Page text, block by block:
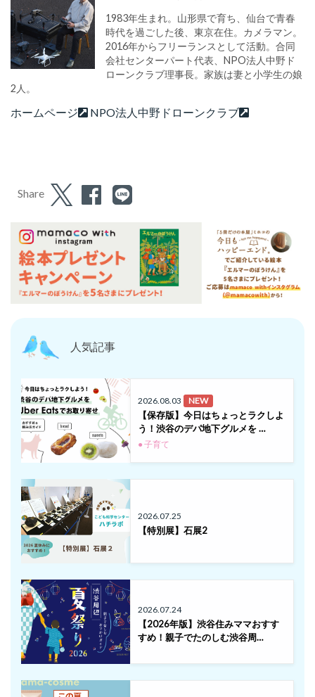
1983年生まれ。山形県で育ち、仙台で青春
時代を過ごした後、東京在住。カメラマン。
2016年からフリーランスとして活動。合同
会社センターパート代表、NPO法人中野ド
ローンクラブ理事長。家族は妻と小学生の娘
2人。
ホームページ NPO法人中野ドローンクラブ
Share
人気記事
2026.08.03 NEW
【保存版】今日はちょっとラクしよ
う！渋谷のデパ地下グルメを …
● 子育て
2026.07.25
【特別展】石展2
2026.07.24
【2026年版】渋谷住みママおすす
すめ！親子でたのしむ渋谷周…